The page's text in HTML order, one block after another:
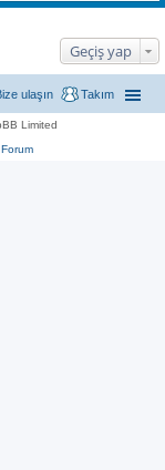
Geçiş yap
Takım
ulaşın
Limited